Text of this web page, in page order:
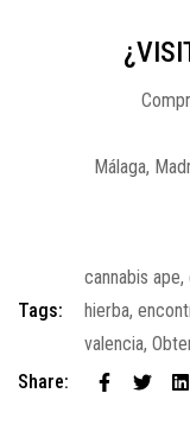
Málaga,
Tags:
cannabis ape,
hierba,
valencia,
Share: